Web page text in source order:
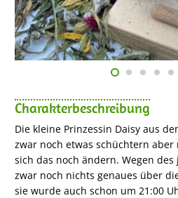
Charakterbeschreibung
Die kleine Prinzessin Daisy aus
zwar noch etwas schüchtern
sich das noch ändern. Wegen
zwar noch nichts genaues über
sie wurde auch schon um 21:00